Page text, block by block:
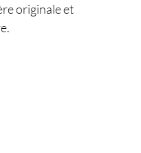
originale et